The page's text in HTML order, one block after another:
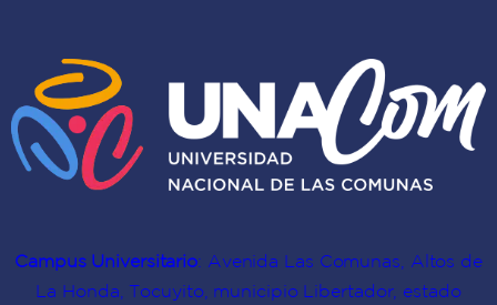
Campus Universitario: Avenida Las Comunas, Altos de
La Honda, Tocuyito, municipio Libertador, estado